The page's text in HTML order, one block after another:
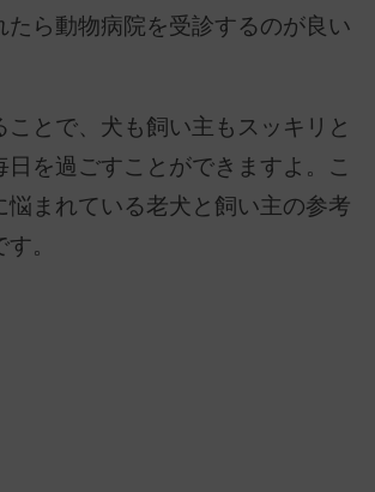
たら動物病院を受診するのが良い
ことで、犬も飼い主もスッキリと
日を過ごすことができますよ。こ
悩まれている老犬と飼い主の参考
。